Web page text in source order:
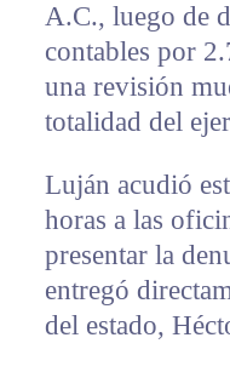
A.C., luego de
contables por
una revisión
totalidad del
Luján acudió
horas a las
presentar la
entregó
del estado,